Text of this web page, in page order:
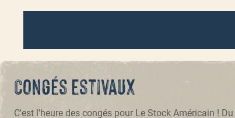
Congés estivaux
C'est l'heure des congés pour Le Stock Américain ! Du